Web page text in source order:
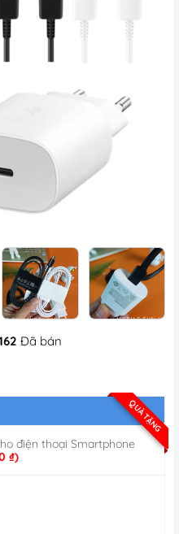
Đã bán
₫
QUÀ TẶNG
điện thoại Smartphone
₫Giá
hiện
)